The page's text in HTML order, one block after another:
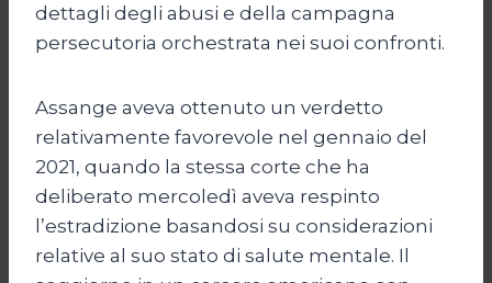
dettagli degli abusi e della campagna
persecutoria orchestrata nei suoi confronti.
Assange aveva ottenuto un verdetto
relativamente favorevole nel gennaio del
2021, quando la stessa corte che ha
deliberato mercoledì aveva respinto
l’estradizione basandosi su considerazioni
relative al suo stato di salute mentale. Il